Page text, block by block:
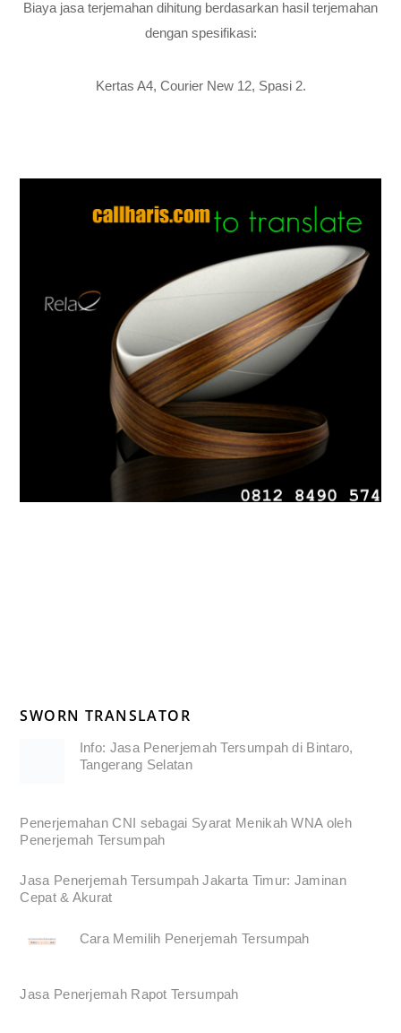
Biaya jasa terjemahan dihitung berdasarkan hasil terjemahan
dengan spesifikasi:
Kertas A4, Courier New 12, Spasi 2.
SWORN TRANSLATOR
Info: Jasa Penerjemah Tersumpah di Bintaro,
Tangerang Selatan
Penerjemahan CNI sebagai Syarat Menikah WNA oleh
Penerjemah Tersumpah
Jasa Penerjemah Tersumpah Jakarta Timur: Jaminan
Cepat & Akurat
Cara Memilih Penerjemah Tersumpah
Jasa Penerjemah Rapot Tersumpah